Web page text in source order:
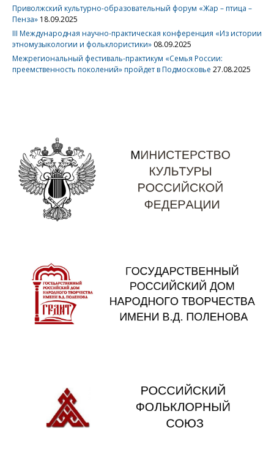
Приволжский культурно-образовательный форум «Жар – птица –
Пенза» 18.09.2025
III Международная научно-практическая конференция «Из истории
этномузыкологии и фольклористики» 08.09.2025
Межрегиональный фестиваль-практикум «Семья России:
преемственность поколений» пройдет в Подмосковье 27.08.2025